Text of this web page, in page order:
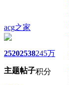
acg之家
2520
主题
2538
帖子
245万
积分